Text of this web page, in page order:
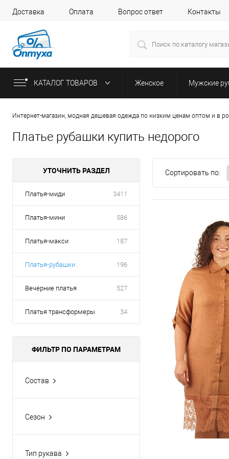
Доставка Оплата Вопрос ответ Контакты
КАТАЛОГ ТОВАРОВ Женское Мужские
Интернет-магазин, модная дешевая одежда по низким ценам оптом и в
Платье рубашки купить недорого
УТОЧНИТЬ РАЗДЕЛ
Платья-миди 3411
Платья-мини 586
Платья-макси 187
Платья-рубашки 196
Вечерние платья 527
Платья трансформеры 34
ФИЛЬТР ПО ПАРАМЕТРАМ
Состав
вискоза, 5% эластан
70% полиэстер, 25%
Сезон
Тип рукава
Сортировать по: